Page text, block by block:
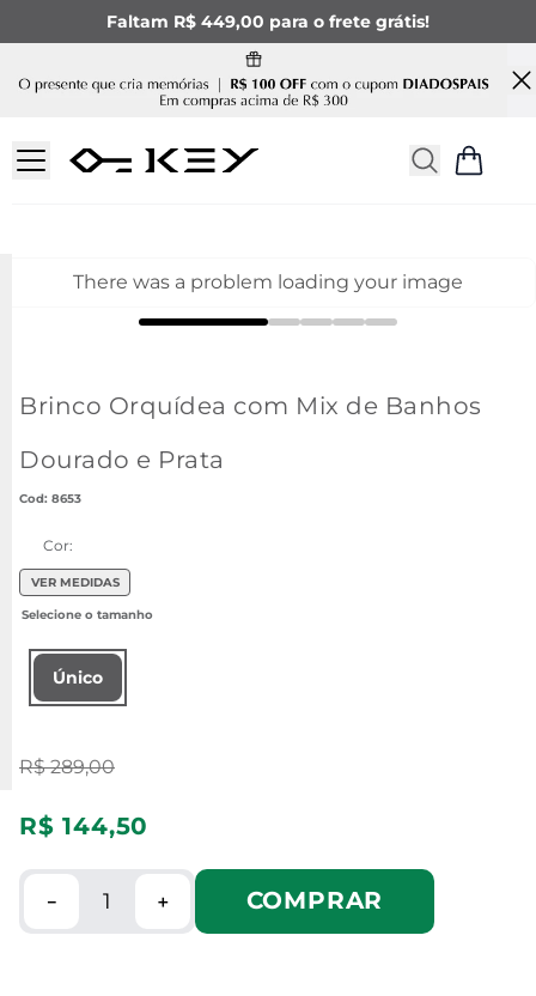
Faltam R$ 449,00 para o frete grátis!
There was a problem loading your image
Brinco Orquídea com Mix de Banhos
Dourado e Prata
: 8653
Cor:
VER MEDIDAS
Único
R$ 289,00
R$ 144,50
＋
－ COMPRAR